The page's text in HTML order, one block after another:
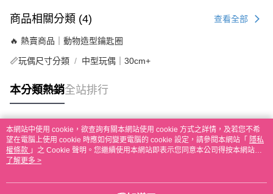
商品相關分類 (4) 查看全部
🔥 熱賣商品｜動物造型鑰匙圈
📏玩偶尺寸分類 中型玩偶｜30cm+
本分類熱銷全站排行
熱門標籤
本網站中使用 cookie，欲查詢有關本網站使用 cookie 方式之詳情，及若您不希
望在電腦上使用 cookie 時應如何變更電腦的 cookie 設定，請參閱本網站「 隱私
權條款 」之 Cookie 聲明。您繼續使用本網站即表示您同意本公司得按本網站使
用條款之 Cookie 聲明使用 cookie。
了解更多 >